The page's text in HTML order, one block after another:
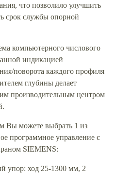
что позволило улучшить
срок службы опорной
компьютерного числового
индикацией
поворота каждого профиля
глубины делает
производительным центром
Вы можете выбрать 1 из
программное управление с
SIEMENS:
упор: ход 25-1300 мм, 2